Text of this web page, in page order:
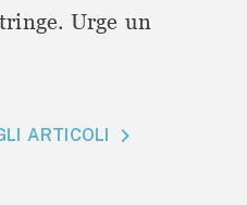
Urge un
ARTICOLI